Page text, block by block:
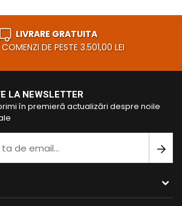
LIVRARE GRATUITA
COMENZI DE PESTE 3.501,00 LEI
LA NEWSLETTER
în premieră actualizări despre noile